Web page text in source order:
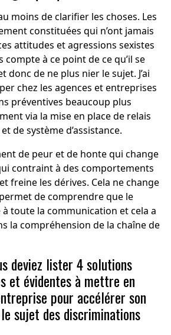
moins de clarifier les choses. Les
constituées qui n’ont jamais
attitudes et agressions sexistes
compte à ce point de ce qu’il se
donc de ne plus nier le sujet. J’ai
chez les agences et entreprises
préventives beaucoup plus
via la mise en place de relais
de système d’assistance.
de peur et de honte qui change
contraint à des comportements
freine les dérives. Cela ne change
de comprendre que le
toute la communication et cela a
la compréhension de la chaîne de
deviez lister 4 solutions
et évidentes à mettre en
pour accélérer son
sujet des discriminations